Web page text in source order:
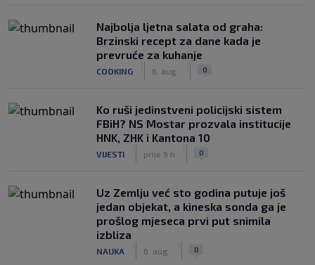
Najbolja ljetna salata od graha:
Brzinski recept za dane kada je
prevruće za kuhanje
COOKING 6. aug. 0
Ko ruši jedinstveni policijski sistem
FBiH? NS Mostar prozvala institucije
HNK, ZHK i Kantona 10
VIJESTI prije 9 h 0
Uz Zemlju već sto godina putuje još
jedan objekat, a kineska sonda ga je
prošlog mjeseca prvi put snimila
izbliza
NAUKA 6. aug. 0